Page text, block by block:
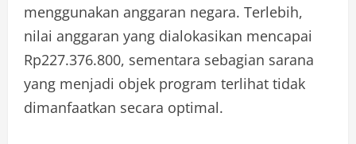
menggunakan anggaran negara. Terlebih,
nilai anggaran yang dialokasikan mencapai
Rp227.376.800, sementara sebagian sarana
yang menjadi objek program terlihat tidak
dimanfaatkan secara optimal.